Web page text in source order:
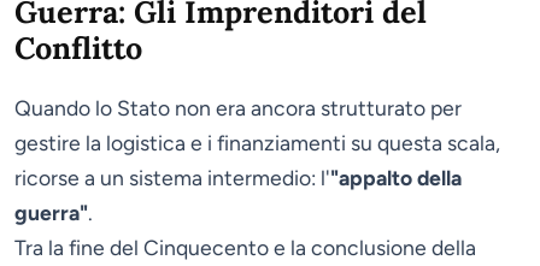
Guerra: Gli Imprenditori del
Conflitto
Quando lo Stato non era ancora strutturato per
gestire la logistica e i finanziamenti su questa scala,
ricorse a un sistema intermedio: l'"appalto della
guerra".
Tra la fine del Cinquecento e la conclusione della